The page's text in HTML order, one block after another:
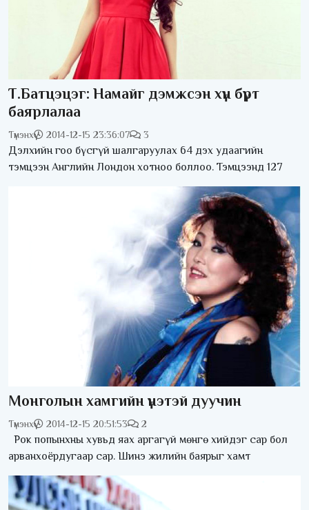
Т.Батцэцэг: Намайг дэмжсэн хүн бүрт
баярлалаа
Түмэнхүү 2014-12-15 23:36:07 3
Дэлхийн гоо бүсгүй шалгаруулах 64 дэх удаагийн
тэмцээн Английн Лондон хотноо боллоо. Тэмцээнд 127
Монголын хамгийн үнэтэй дуучин
Түмэнхүү 2014-12-15 20:51:53 2
Рок попынхны хувьд яах аргагүй мөнгө хийдэг сар бол
арванхоёрдугаар сар. Шинэ жилийн баярыг хамт